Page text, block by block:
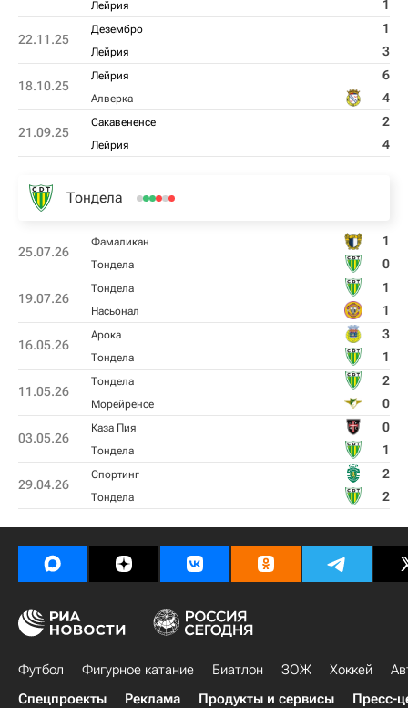
Лейрия 1
22.11.25
Дезембро 1
Лейрия 3
18.10.25
Лейрия 6
Алверка 4
21.09.25
Сакавененсе 2
Лейрия 4
Тондела
25.07.26
Фамаликан 1
Тондела 0
19.07.26
Тондела 1
Насьонал 1
16.05.26
Арока 3
Тондела 1
11.05.26
Тондела 2
Морейренсе 0
03.05.26
Каза Пия 0
Тондела 1
29.04.26
Спортинг 2
Тондела 2
Футбол Фигурное катание Биатлон ЗОЖ Хоккей
Спецпроекты
Реклама Продукты и сервисы Пресс-